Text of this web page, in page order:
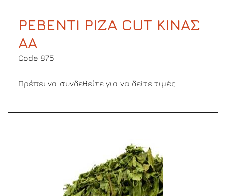
ΡΕΒΕΝΤΙ ΡΙΖΑ CUT ΚΙΝΑΣ
ΑΑ
Code 875
Πρέπει να συνδεθείτε για να δείτε τιμές